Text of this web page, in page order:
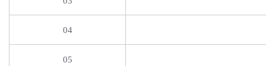
04
05